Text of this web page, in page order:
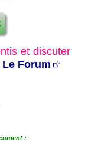
et discuter
Le Forum
: